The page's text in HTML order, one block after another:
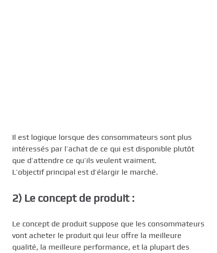
Il est logique lorsque des consommateurs sont plus
intéressés par l’achat de ce qui est disponible plutôt
que d’attendre ce qu’ils veulent vraiment.
L’objectif principal est d’élargir le marché.
2) Le concept de produit :
Le concept de produit suppose que les consommateurs
vont acheter le produit qui leur offre la meilleure
qualité, la meilleure performance, et la plupart des